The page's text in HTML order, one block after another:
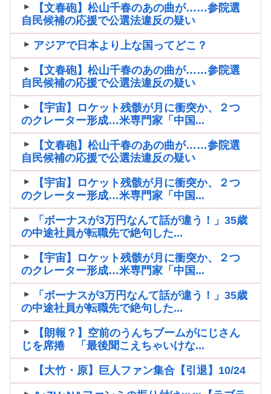
【文春砲】松山千春のあの曲が……参院選
自民候補の応援で公選法違反の疑い
アジアで日本より上な国ってどこ？
【文春砲】松山千春のあの曲が……参院選
自民候補の応援で公選法違反の疑い
【宇宙】ロケット残骸が月に衝突か、２つ
のクレーター形成…米専門家「中国...
【文春砲】松山千春のあの曲が……参院選
自民候補の応援で公選法違反の疑い
【宇宙】ロケット残骸が月に衝突か、２つ
のクレーター形成…米専門家「中国...
「ボーナスが3万円なんて話が違う！」35歳
の中途社員が転職先で絶句した...
【宇宙】ロケット残骸が月に衝突か、２つ
のクレーター形成…米専門家「中国...
「ボーナスが3万円なんて話が違う！」35歳
の中途社員が転職先で絶句した...
【朗報？】空前のうんちブームがにじさん
じを席捲 「最後聞こえちゃいけな...
【大竹・原】巨人ファン集合【引退】10/24